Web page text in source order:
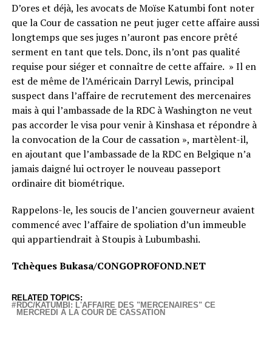
D’ores et déjà, les avocats de Moïse Katumbi font noter
que la Cour de cassation ne peut juger cette affaire aussi
longtemps que ses juges n’auront pas encore prêté
serment en tant que tels. Donc, ils n’ont pas qualité
requise pour siéger et connaître de cette affaire. » Il en
est de même de l’Américain Darryl Lewis, principal
suspect dans l’affaire de recrutement des mercenaires
mais à qui l’ambassade de la RDC à Washington ne veut
pas accorder le visa pour venir à Kinshasa et répondre à
la convocation de la Cour de cassation », martèlent-il,
en ajoutant que l’ambassade de la RDC en Belgique n’a
jamais daigné lui octroyer le nouveau passeport
ordinaire dit biométrique.
Rappelons-le, les soucis de l’ancien gouverneur avaient
commencé avec l’affaire de spoliation d’un immeuble
qui appartiendrait à Stoupis à Lubumbashi.
Tchèques Bukasa/CONGOPROFOND.NET
RELATED TOPICS:
RDC/KATUMBI: L'AFFAIRE DES "MERCENAIRES" CE
MERCREDI À LA COUR DE CASSATION